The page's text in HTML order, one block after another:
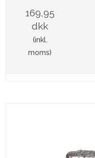
169,95
dkk
(inkl.
moms)